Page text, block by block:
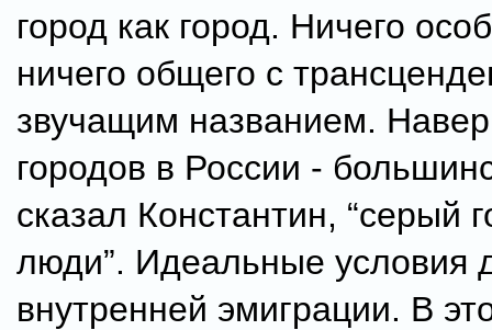
город как город. Ничего
ничего общего с
звучащим названием.
городов в России -
сказал Константин, “серый
люди”. Идеальные условия
внутренней эмиграции. В